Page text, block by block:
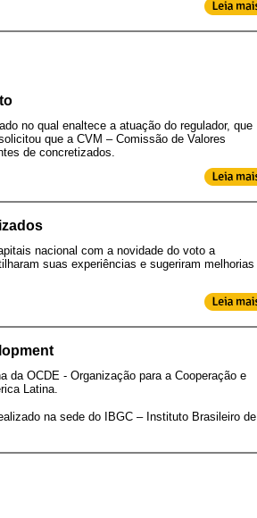
no qual enaltece a atuação do regulador, que
que a CVM – Comissão de Valores
de concretizados.
nacional com a novidade do voto a
suas experiências e sugeriram melhorias
da OCDE - Organização para a Cooperação e
Latina.
na sede do IBGC – Instituto Brasileiro de